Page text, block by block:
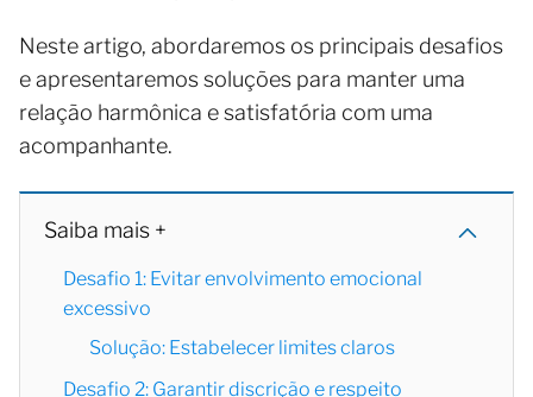
Neste artigo, abordaremos os principais desafios
e apresentaremos soluções para manter uma
relação harmônica e satisfatória com uma
acompanhante.
Saiba mais +
Desafio 1: Evitar envolvimento emocional
excessivo
Solução: Estabelecer limites claros
Desafio 2: Garantir discrição e respeito